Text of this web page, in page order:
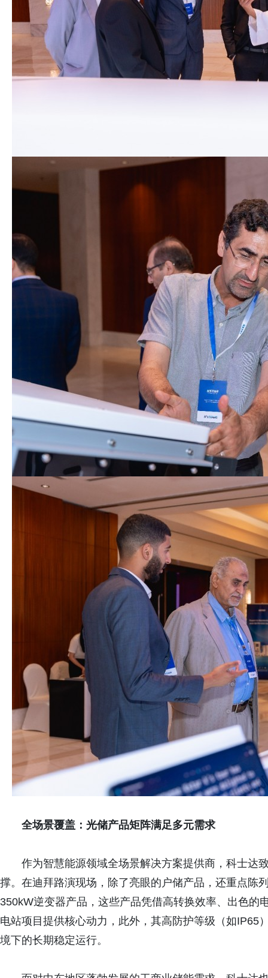
全场景覆盖 ：光储产品矩阵满足多元需求
作为智慧能源领域全场景解决方案提供商，科士达
撑。在迪拜路演现场，除了亮眼的户储产品，还重点陈
350kW逆变器产品，这些产品凭借高转换效率、出色的
电站项目提供核心动力，此外，其高防护等级（如IP65
境下的长期稳定运行。